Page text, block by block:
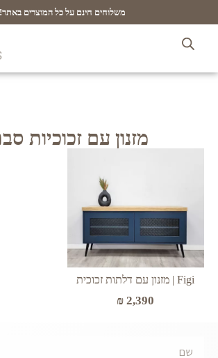
משלוחים חינם על כל המוצרים באתר!
מזנון עם זכוכיות
Figi | מזנון עם דלתות זכוכית
₪ 2,390